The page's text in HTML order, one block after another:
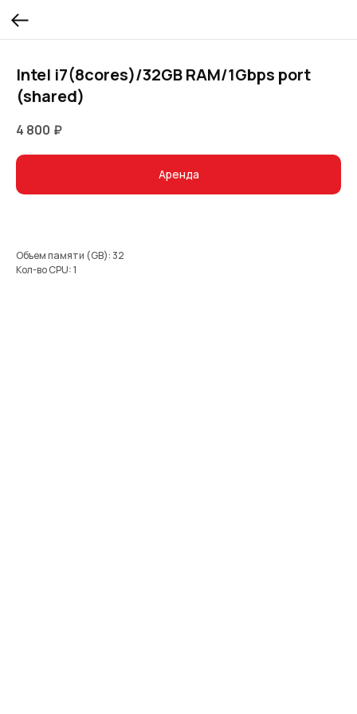
Intel i7(8cores)/32GB RAM/1Gbps port
(shared)
4 800 ₽
Аренда
Объем памяти (GB): 32
Кол-во CPU: 1